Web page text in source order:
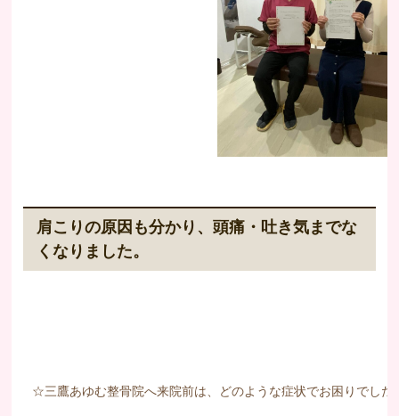
肩こりの原因も分かり、頭痛・吐き気までな
くなりました。
☆三鷹あゆむ整骨院へ来院前は、どのような症状でお困りでした